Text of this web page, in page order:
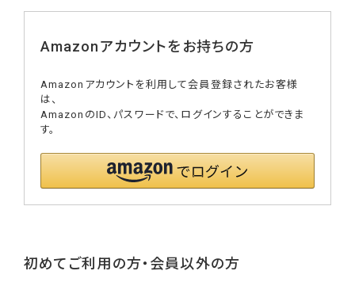
Amazonアカウントをお持ちの方
Amazonアカウントを利用して会員登録されたお客様
は、
AmazonのID、パスワードで、ログインすることができま
す。
初めてご利用の方・会員以外の方